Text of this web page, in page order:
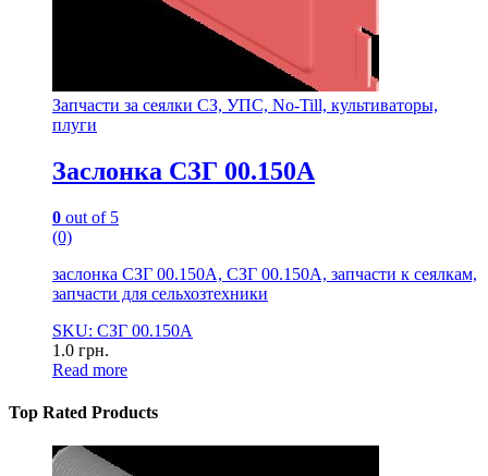
Запчасти за сеялки СЗ, УПС, No-Till, культиваторы,
плуги
Заслонка СЗГ 00.150А
0 out of 5
(0)
заслонка СЗГ 00.150А, СЗГ 00.150А, запчасти к сеялкам,
запчасти для сельхозтехники
SKU: СЗГ 00.150А
1.0 грн.
Read more
Top Rated Products